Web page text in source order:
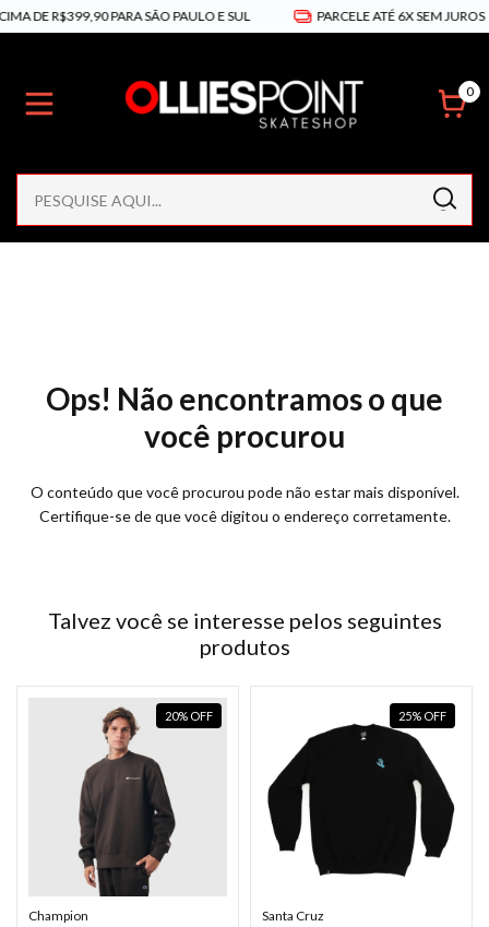
DE R$399,90 PARA SÃO PAULO E SUL PARCELE ATÉ 6X SEM JUROS
0
Ops! Não encontramos o que
você procurou
O conteúdo que você procurou pode não estar mais disponível.
Certifique-se de que você digitou o endereço corretamente.
Talvez você se interesse pelos seguintes
produtos
20% OFF
Champion
25% OFF
Santa Cruz